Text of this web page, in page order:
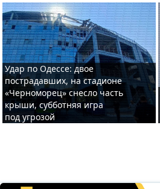
Удар по Одессе: двое
пострадавших, на стадионе
«Черноморец» снесло часть
крыши, субботняя игра
под угрозой